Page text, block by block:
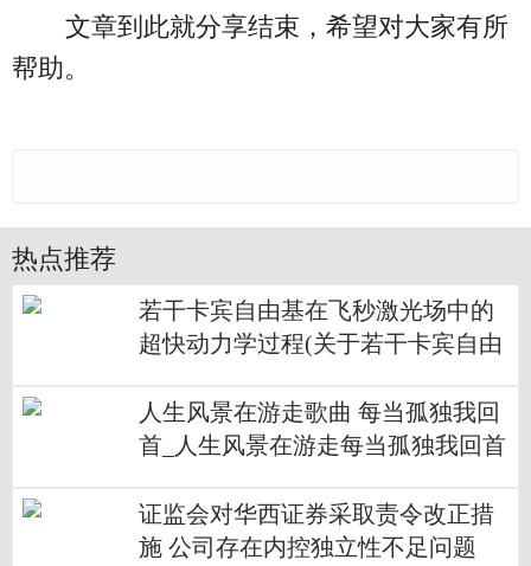
文章到此就分享结束，希望对大家有所
帮助。
热点推荐
若干卡宾自由基在飞秒激光场中的
超快动力学过程(关于若干卡宾自由
程简述)
人生风景在游走歌曲 每当孤独我回
首_人生风景在游走每当孤独我回首
证监会对华西证券采取责令改正措
施 公司存在内控独立性不足问题